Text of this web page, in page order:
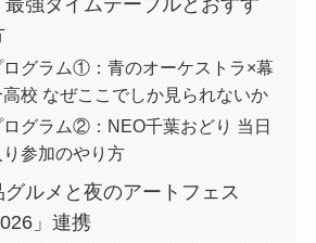
最強タイムテーブルとおすす
ログラム①：青のオーケストラ×幕
校 なぜここでしか見られないか
グラム②：NEO千葉おどり 当日
参加のやり方
ルメと夜のアートフェス
」連携